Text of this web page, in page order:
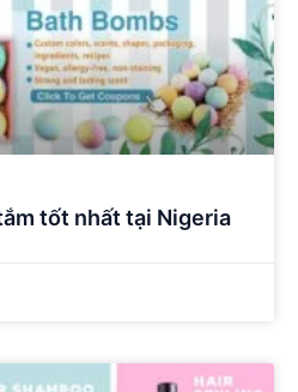
tốt nhất tại Nigeria